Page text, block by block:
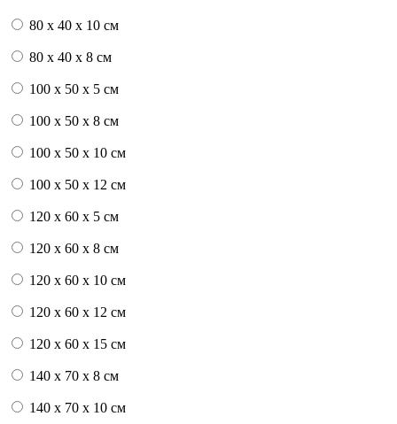
80 x 40 x 10 см
80 x 40 x 8 см
100 x 50 x 5 см
100 х 50 х 8 см
100 x 50 x 10 см
100 x 50 x 12 см
120 x 60 x 5 см
120 x 60 x 8 см
120 x 60 x 10 см
120 x 60 x 12 см
120 x 60 x 15 см
140 x 70 x 8 см
140 x 70 x 10 см